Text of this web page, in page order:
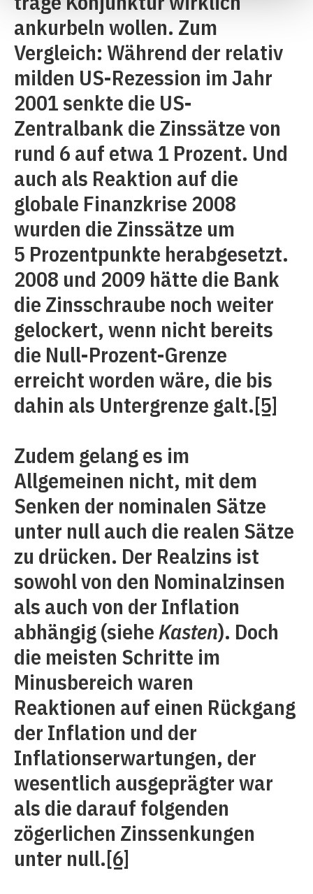
ankurbeln wollen. Zum
Vergleich: Während der relativ
milden US-Rezession im Jahr
2001 senkte die US-
Zentralbank die Zinssätze von
rund 6 auf etwa 1 Prozent. Und
auch als Reaktion auf die
globale Finanzkrise 2008
wurden die Zinssätze um
5 Prozentpunkte herabgesetzt.
2008 und 2009 hätte die Bank
die Zinsschraube noch weiter
gelockert, wenn nicht bereits
die Null-Prozent-Grenze
erreicht worden wäre, die bis
dahin als Untergrenze galt.[5]
Zudem gelang es im
Allgemeinen nicht, mit dem
Senken der nominalen Sätze
unter null auch die realen Sätze
zu drücken. Der Realzins ist
sowohl von den Nominalzinsen
als auch von der Inflation
abhängig (sieheKasten). Doch
die meisten Schritte im
Minusbereich waren
Reaktionen auf einen Rückgang
der Inflation und der
Inflationserwartungen, der
wesentlich ausgeprägter war
als die darauf folgenden
zögerlichen Zinssenkungen
unter null.[6]